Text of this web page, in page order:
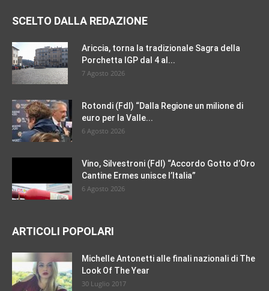
SCELTO DALLA REDAZIONE
Ariccia, torna la tradizionale Sagra della
Porchetta IGP dal 4 al...
7 Agosto 2026
Rotondi (FdI) “Dalla Regione un milione di
euro per la Valle...
6 Agosto 2026
Vino, Silvestroni (FdI) “Accordo Gotto d’Oro
Cantine Ermes unisce l’Italia”
6 Agosto 2026
ARTICOLI POPOLARI
Michelle Antonetti alle finali nazionali di The
Look Of The Year
30 Luglio 2017